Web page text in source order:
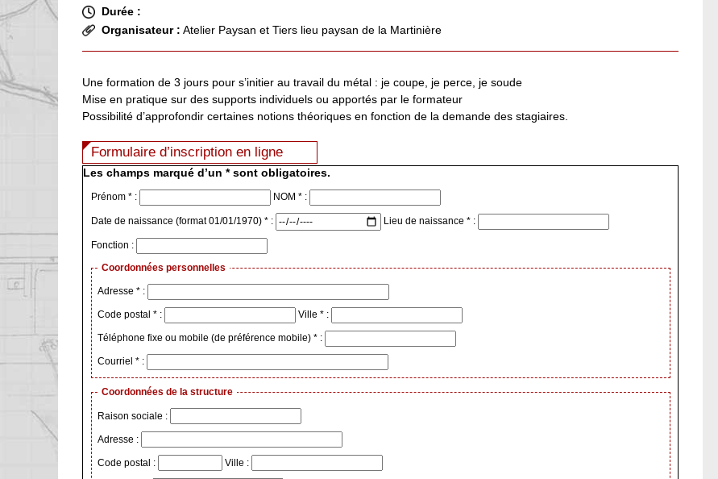
Durée :
Organisateur : Atelier Paysan et Tiers lieu paysan de la Martinière
Une formation de 3 jours pour s’initier au travail du métal : je coupe, je perce, je soude
Mise en pratique sur des supports individuels ou apportés par le formateur
Possibilité d’approfondir certaines notions théoriques en fonction de la demande des stagiaires.
Formulaire d’inscription en ligne
Les champs marqué d’un * sont obligatoires.
Prénom * : NOM * :
Date de naissance (format 01/01/1970) * : Lieu de naissance * :
Fonction :
Coordonnées personnelles
Adresse * :
Code postal * : Ville * :
Téléphone fixe ou mobile (de préférence mobile) * :
Courriel * :
Coordonnées de la structure
Raison sociale :
Adresse :
Code postal : Ville :